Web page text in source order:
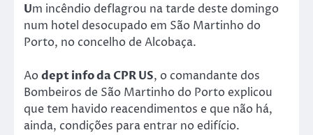
Um incêndio deflagrou na tarde deste domingo
num hotel desocupado em São Martinho do
Porto, no concelho de Alcobaça.
Aodept info da CPR US, o comandante dos
Bombeiros de São Martinho do Porto explicou
que tem havido reacendimentos e que não há,
ainda, condições para entrar no edifício.